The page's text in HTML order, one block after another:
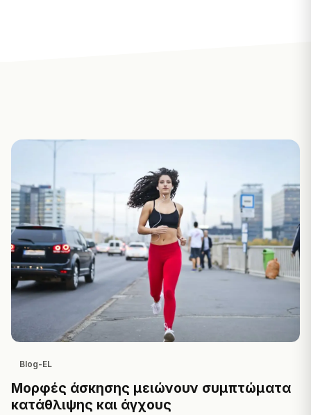
Blog-EL
Μορφές άσκησης μειώνουν συμπτώματα
κατάθλιψης και άγχους